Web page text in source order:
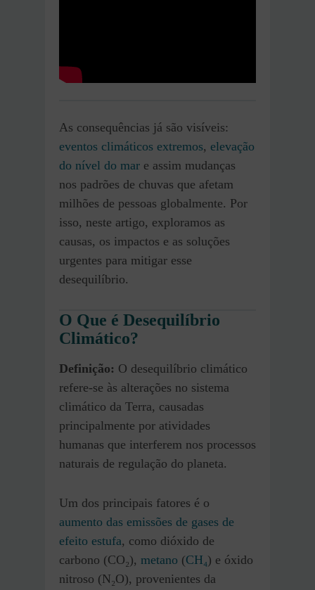
As consequências já são visíveis:
eventos climáticos extremos, elevação
do nível do mar e assim mudanças
nos padrões de chuvas que afetam
milhões de pessoas globalmente. Por
isso, neste artigo, exploramos as
causas, os impactos e as soluções
urgentes para mitigar esse
desequilíbrio.
O Que é Desequilíbrio
Climático?
Definição: O desequilíbrio climático
refere-se às alterações no sistema
climático da Terra, causadas
principalmente por atividades
humanas que interferem nos processos
naturais de regulação do planeta.
Um dos principais fatores é o
aumento das emissões de gases de
efeito estufa, como dióxido de
carbono (CO₂), metano (CH₄) e óxido
nitroso (N₂O), provenientes da